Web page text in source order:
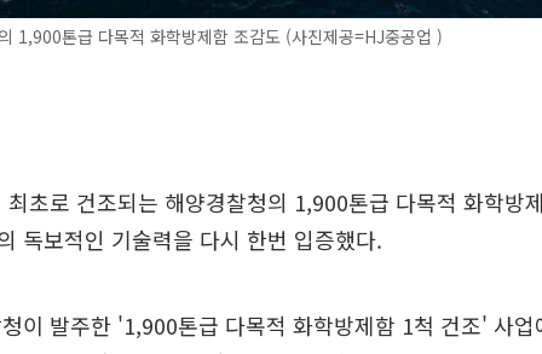
1,900톤급 다목적 화학방제함 조감도 (사진제공=HJ중공업 )
초로 건조되는 해양경찰청의 1,900톤급 다목적 화학방
독보적인 기술력을 다시 한번 입증했다.
이 발주한 '1,900톤급 다목적 화학방제함 1척 건조' 사